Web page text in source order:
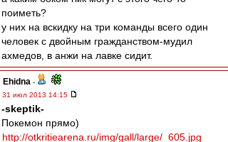
поиметь?
у них на вскидку на три команды всего один
человек с двойным гражданством-мудил
ахмедов, в анжи на лавке сидит.
Ehidna -
31 июл 2013 14:15
-skeptik-
Покемон прямо)
http://otkritiearena.ru/img/gall/large/_605.jpg